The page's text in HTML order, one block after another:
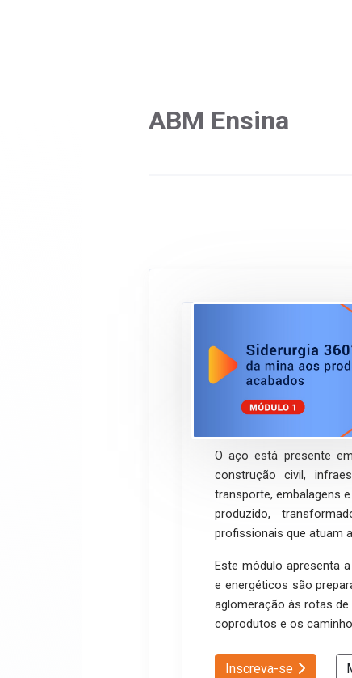
ABM Ensina
Siderurgia
primário -
O aço está presente
construção civil,
transporte, embalagens
produzido,
profissionais que atuam
Este módulo apresenta
e energéticos são
aglomeração às rotas
coprodutos e os
Inscreva-se